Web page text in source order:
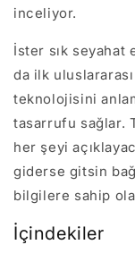
inceliyor.
İster sık
da ilk
teknolojisini
tasarrufu sağlar.
her şeyi
giderse gitsin
bilgilere sahip
İçindekiler